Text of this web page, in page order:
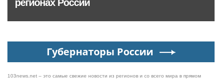
регионах России
Губернаторы России
103news.net – это самые свежие новости из регионов и со всего мира в прямом